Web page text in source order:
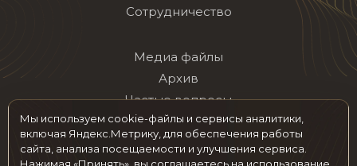
Сотрудничество
Медиа файлы
Архив
Частые вопросы
Контакты
Мы используем cookie-файлы и сервисы аналитики,
включая Яндекс.Метрику, для обеспечения работы
сайта, анализа посещаемости и улучшения сервиса.